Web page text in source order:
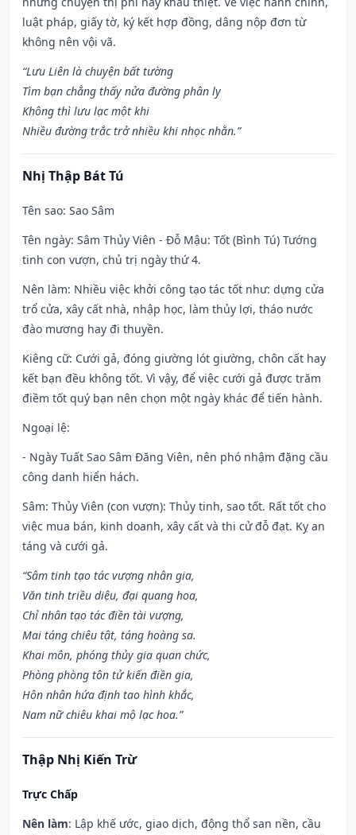
luật pháp, giấy tờ, ký kết hợp đồng, dâng nộp đơn từ
không nên vội vã.
“Lưu Liên là chuyện bất tường
Tìm bạn chẳng thấy nửa đường phân ly
Không thì lưu lạc một khi
Nhiều đường trắc trở nhiều khi nhọc nhằn.”
Nhị Thập Bát Tú
Tên sao: Sao Sâm
Tên ngày: Sâm Thủy Viên - Đỗ Mậu: Tốt (Bình Tú) Tướng
tinh con vượn, chủ trị ngày thứ 4.
Nên làm: Nhiều việc khởi công tạo tác tốt như: dựng cửa
trổ cửa, xây cất nhà, nhập học, làm thủy lợi, tháo nước
đào mương hay đi thuyền.
Kiêng cữ: Cưới gả, đóng giường lót giường, chôn cất hay
kết bạn đều không tốt. Vì vậy, để việc cưới gả được trăm
điềm tốt quý bạn nên chọn một ngày khác để tiến hành.
Ngoại lệ:
- Ngày Tuất Sao Sâm Đăng Viên, nên phó nhậm đặng cầu
công danh hiển hách.
Sâm: Thủy Viên (con vượn): Thủy tinh, sao tốt. Rất tốt cho
việc mua bán, kinh doanh, xây cất và thi cử đỗ đạt. Kỵ an
táng và cưới gả.
“Sâm tinh tạo tác vượng nhân gia,
Văn tinh triều diệu, đại quang hoa,
Chỉ nhân tạo tác điền tài vượng,
Mai táng chiêu tật, táng hoàng sa.
Khai môn, phóng thủy gia quan chức,
Phòng phòng tôn tử kiến điền gia,
Hôn nhân hứa định tao hình khắc,
Nam nữ chiêu khai mộ lạc hoa.”
Thập Nhị Kiến Trừ
Trực Chấp
Nên làm: Lập khế ước, giao dịch, động thổ san nền, cầu